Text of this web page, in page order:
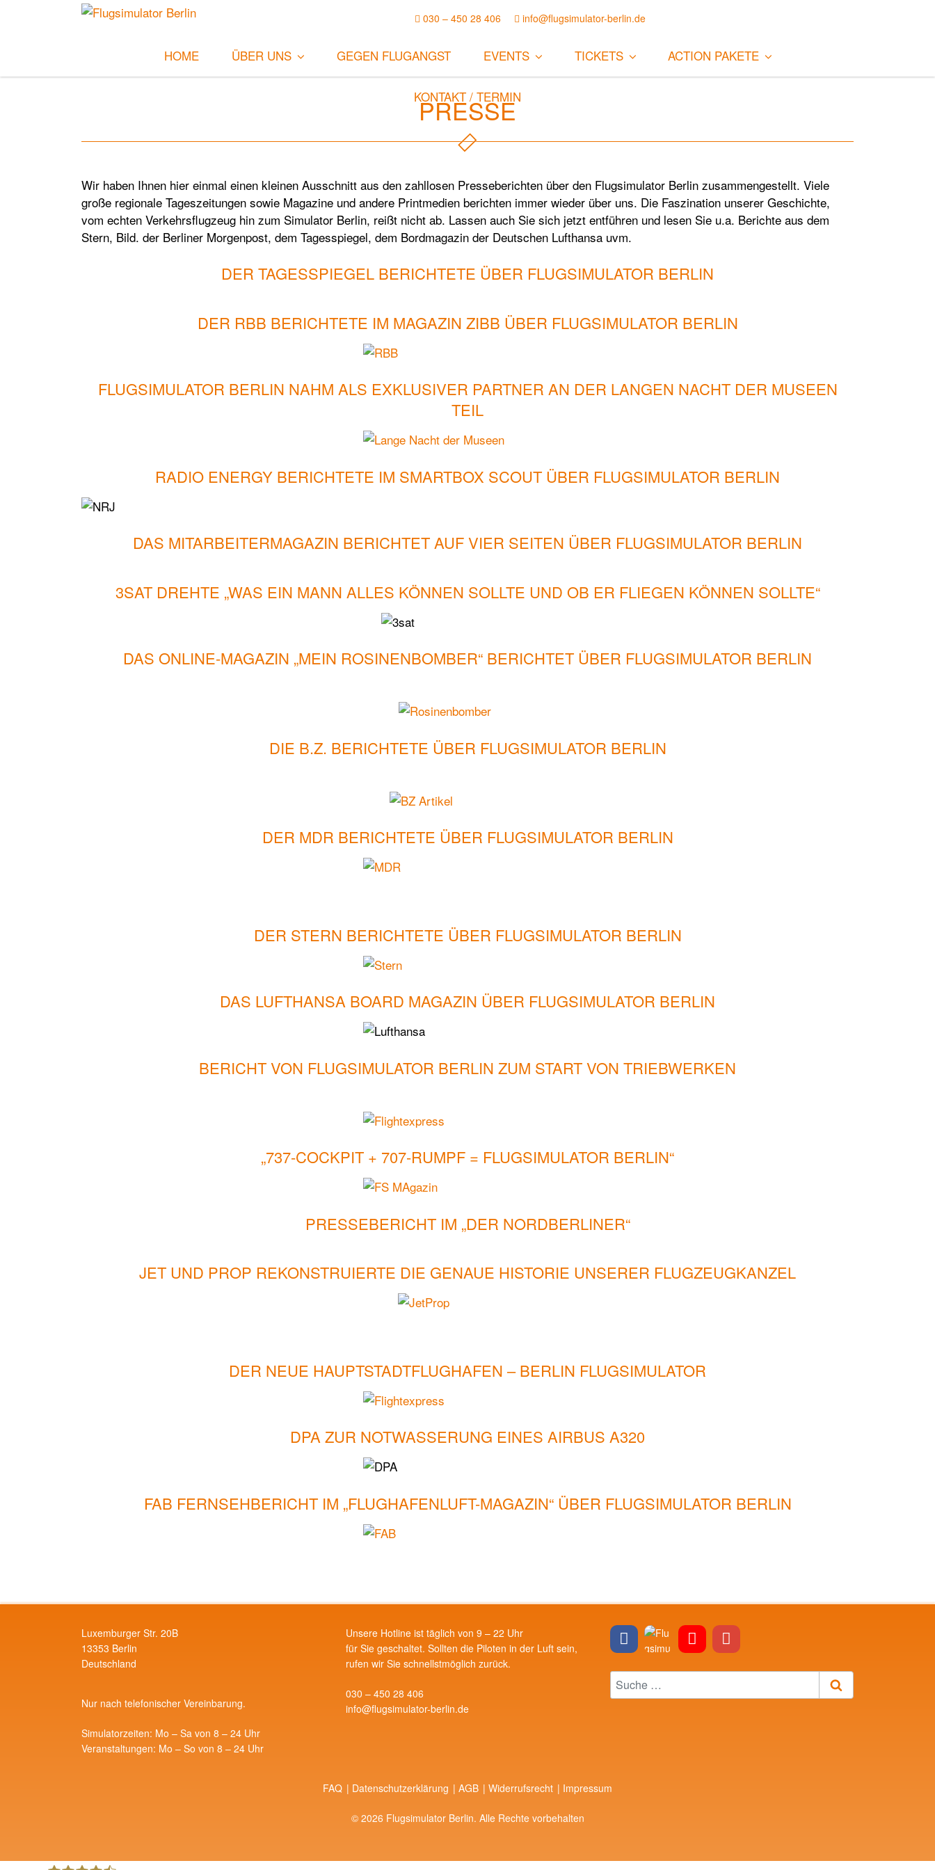
030 – 450 28 406 info@flugsimulator-berlin.de
HOME ÜBER UNS GEGEN FLUGANGST EVENTS TICKETS ACTION PAKETE
KONTAKT / TERMIN
PRESSE
Wir haben Ihnen hier einmal einen kleinen Ausschnitt aus den zahllosen Presseberichten über den Flugsimulator Berlin zusammengestellt. Viele
große regionale Tageszeitungen sowie Magazine und andere Printmedien berichten immer wieder über uns. Die Faszination unserer Geschichte,
vom echten Verkehrsflugzeug hin zum Simulator Berlin, reißt nicht ab. Lassen auch Sie sich jetzt entführen und lesen Sie u.a. Berichte aus dem
Stern, Bild. der Berliner Morgenpost, dem Tagesspiegel, dem Bordmagazin der Deutschen Lufthansa uvm.
DER TAGESSPIEGEL BERICHTETE ÜBER FLUGSIMULATOR BERLIN
DER RBB BERICHTETE IM MAGAZIN ZIBB ÜBER FLUGSIMULATOR BERLIN
FLUGSIMULATOR BERLIN NAHM ALS EXKLUSIVER PARTNER AN DER LANGEN NACHT DER MUSEEN
TEIL
RADIO ENERGY BERICHTETE IM SMARTBOX SCOUT ÜBER FLUGSIMULATOR BERLIN
DAS MITARBEITERMAGAZIN BERICHTET AUF VIER SEITEN ÜBER FLUGSIMULATOR BERLIN
3SAT DREHTE „WAS EIN MANN ALLES KÖNNEN SOLLTE UND OB ER FLIEGEN KÖNNEN SOLLTE“
DAS ONLINE-MAGAZIN „MEIN ROSINENBOMBER“ BERICHTET ÜBER FLUGSIMULATOR BERLIN
DIE B.Z. BERICHTETE ÜBER FLUGSIMULATOR BERLIN
DER MDR BERICHTETE ÜBER FLUGSIMULATOR BERLIN
DER STERN BERICHTETE ÜBER FLUGSIMULATOR BERLIN
DAS LUFTHANSA BOARD MAGAZIN ÜBER FLUGSIMULATOR BERLIN
BERICHT VON FLUGSIMULATOR BERLIN ZUM START VON TRIEBWERKEN
„737-COCKPIT + 707-RUMPF = FLUGSIMULATOR BERLIN“
PRESSEBERICHT IM „DER NORDBERLINER“
JET UND PROP REKONSTRUIERTE DIE GENAUE HISTORIE UNSERER FLUGZEUGKANZEL
DER NEUE HAUPTSTADTFLUGHAFEN – BERLIN FLUGSIMULATOR
DPA ZUR NOTWASSERUNG EINES AIRBUS A320
FAB FERNSEHBERICHT IM „FLUGHAFENLUFT-MAGAZIN“ ÜBER FLUGSIMULATOR BERLIN
Luxemburger Str. 20B
13353 Berlin
Deutschland
Nur nach telefonischer Vereinbarung.
Simulatorzeiten: Mo – Sa von 8 – 24 Uhr
Veranstaltungen: Mo – So von 8 – 24 Uhr
Unsere Hotline ist täglich von 9 – 22 Uhr
für Sie geschaltet. Sollten die Piloten in der Luft sein,
rufen wir Sie schnellstmöglich zurück.
030 – 450 28 406
info@flugsimulator-berlin.de
FAQ Datenschutzerklärung AGB Widerrufsrecht Impressum
© 2026 Flugsimulator Berlin. Alle Rechte vorbehalten